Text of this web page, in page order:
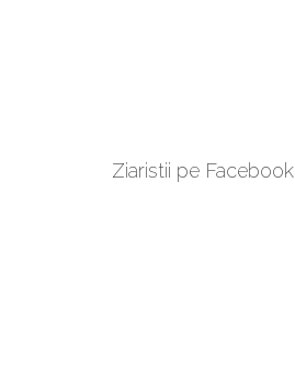
Ziaristii pe Facebook